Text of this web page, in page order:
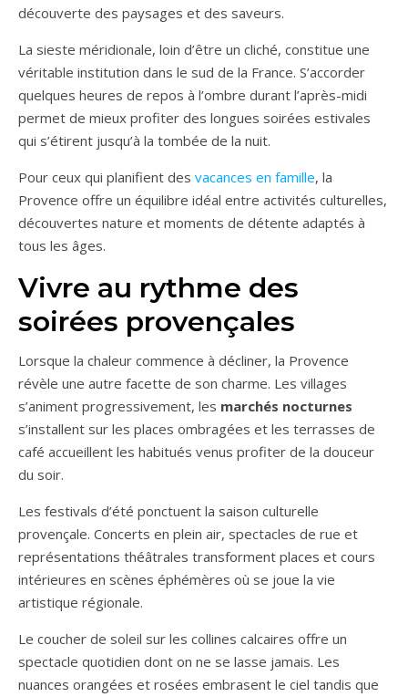
découverte des paysages et des saveurs.
La sieste méridionale, loin d’être un cliché, constitue une
véritable institution dans le sud de la France. S’accorder
quelques heures de repos à l’ombre durant l’après-midi
permet de mieux profiter des longues soirées estivales
qui s’étirent jusqu’à la tombée de la nuit.
Pour ceux qui planifient des vacances en famille, la
Provence offre un équilibre idéal entre activités culturelles,
découvertes nature et moments de détente adaptés à
tous les âges.
Vivre au rythme des
soirées provençales
Lorsque la chaleur commence à décliner, la Provence
révèle une autre facette de son charme. Les villages
s’animent progressivement, les marchés nocturnes
s’installent sur les places ombragées et les terrasses de
café accueillent les habitués venus profiter de la douceur
du soir.
Les festivals d’été ponctuent la saison culturelle
provençale. Concerts en plein air, spectacles de rue et
représentations théâtrales transforment places et cours
intérieures en scènes éphémères où se joue la vie
artistique régionale.
Le coucher de soleil sur les collines calcaires offre un
spectacle quotidien dont on ne se lasse jamais. Les
nuances orangées et rosées embrasent le ciel tandis que